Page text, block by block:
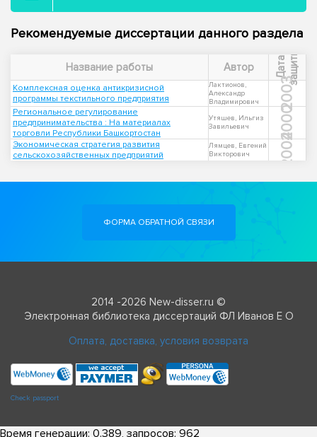
Рекомендуемые диссертации данного раздела
Название работы Автор Д
а
т
а
з
а
щ
и
ты
Комплексная оценка антикризисной
программы текстильного предприятия
Лактионов,
Александр
Владимирович
2003
Региональное регулирование
предпринимательства : На материалах
торговли Республики Башкортостан
Утяшев, Ильгиз
Завильевич
2000
Экономическая стратегия развития
сельскохозяйственных предприятий
Лямцев, Евгений
Викторович
2004
ФОРМА ОБРАТНОЙ СВЯЗИ
2014 -2026 New-disser.ru ©
Электронная библиотека диссертаций ФЛ Иванов Е О
Оплата, доставка, условия возврата
Check passport
Время генерации: 0.389, запросов: 962